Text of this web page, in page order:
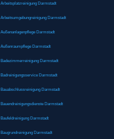
Arbeitsplatzreinigung Darmstadt
Arbeitsumgebungreinigung Darmstadt
Außenanlagenpflege Darmstadt
Außenraumpflege Darmstadt
Badezimmerreinigung Darmstadt
Badreinigungsservice Darmstadt
Bauabschlussreinigung Darmstadt
Bauendreinigungsdienste Darmstadt
Baufeldreinigung Darmstadt
Baugrundreinigung Darmstadt